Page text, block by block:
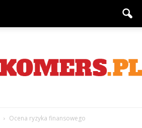
Ocena ryzyka finansowego